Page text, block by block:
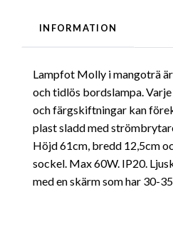
INFORMATION
Lampfot Molly i mangoträ
och tidlös bordslampa.
och färgskiftningar kan
plast sladd med
Höjd 61cm, bredd 12,5cm
sockel. Max 60W. IP20.
med en skärm som har 30-